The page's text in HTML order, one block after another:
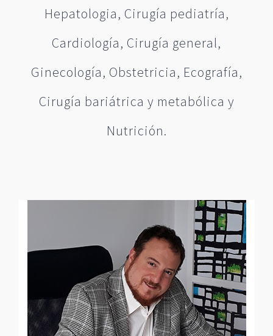
Hepatologia, Cirugía pediatría,
Cardiología, Cirugía general,
Ginecología, Obstetricia, Ecografía,
Cirugía bariátrica y metabólica y
Nutrición.